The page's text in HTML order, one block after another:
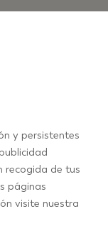
y persistentes
recogida de tus
páginas
visite nuestra